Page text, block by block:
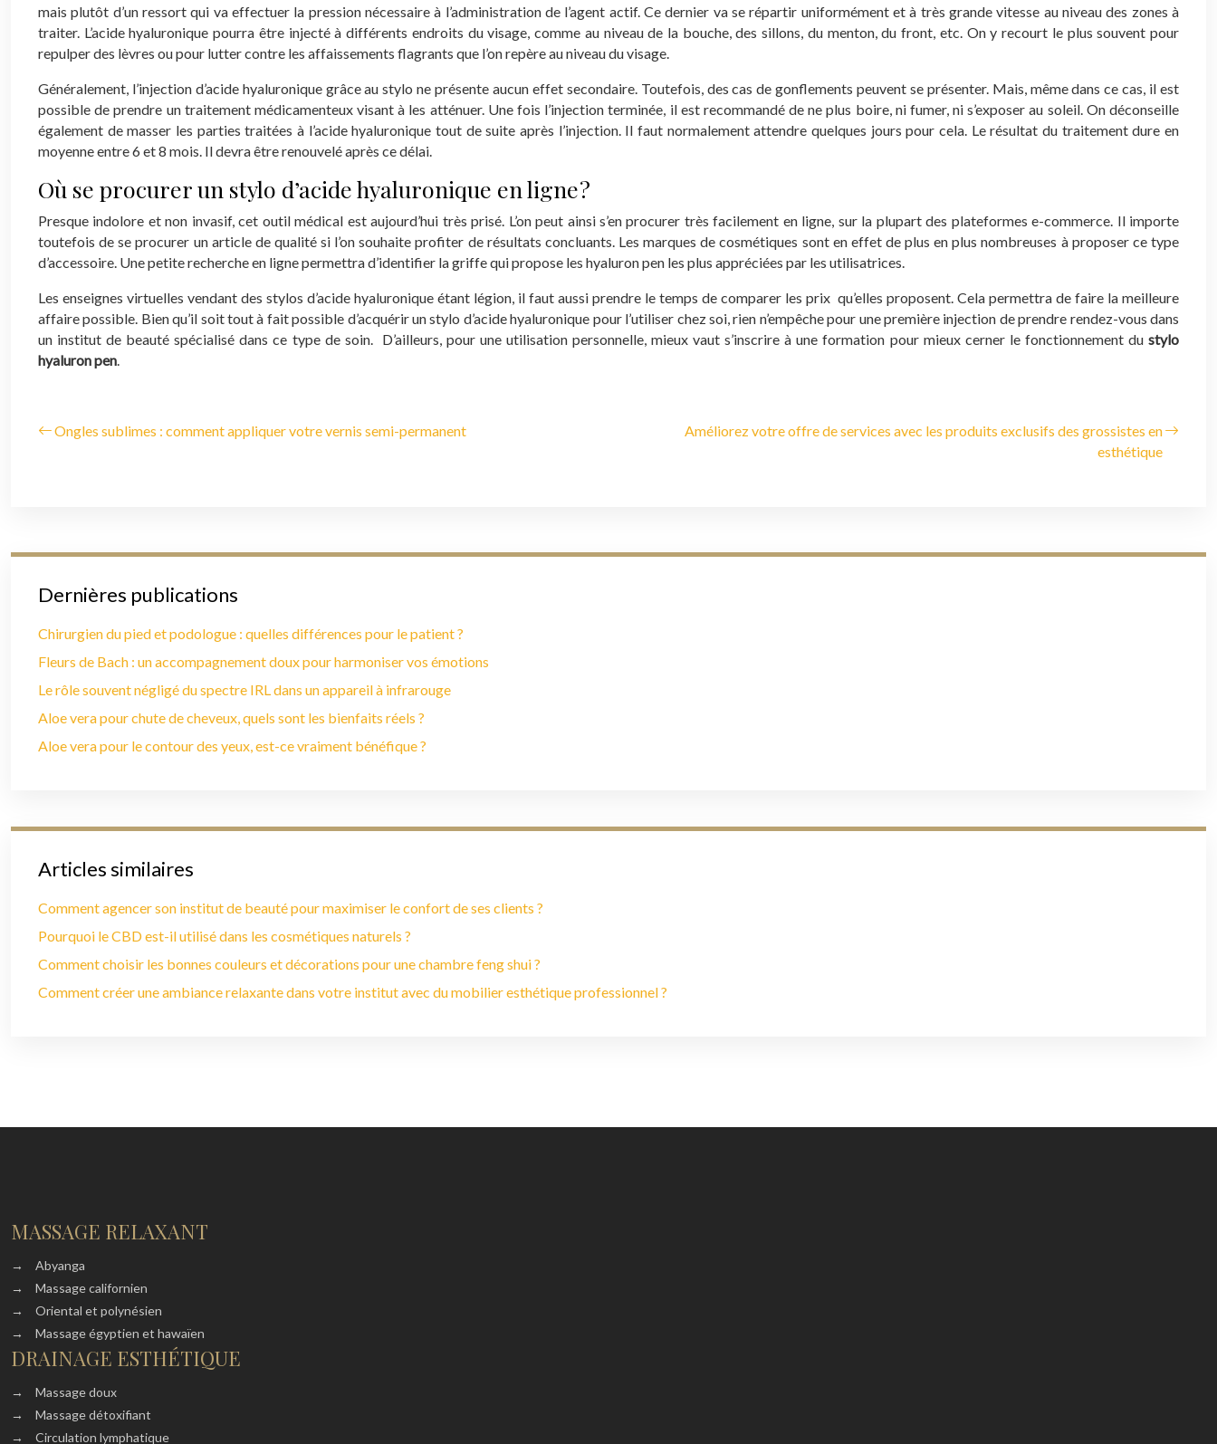
mais plutôt d’un ressort qui va effectuer la pression nécessaire à l’administration de l’agent actif. Ce dernier va se répartir uniformément et à très grande vitesse au niveau des zones à
traiter. L’acide hyaluronique pourra être injecté à différents endroits du visage, comme au niveau de la bouche, des sillons, du menton, du front, etc. On y recourt le plus souvent pour
repulper des lèvres ou pour lutter contre les affaissements flagrants que l’on repère au niveau du visage.
Généralement, l’injection d’acide hyaluronique grâce au stylo ne présente aucun effet secondaire. Toutefois, des cas de gonflements peuvent se présenter. Mais, même dans ce cas, il est
possible de prendre un traitement médicamenteux visant à les atténuer. Une fois l’injection terminée, il est recommandé de ne plus boire, ni fumer, ni s’exposer au soleil. On déconseille
également de masser les parties traitées à l’acide hyaluronique tout de suite après l’injection. Il faut normalement attendre quelques jours pour cela. Le résultat du traitement dure en
moyenne entre 6 et 8 mois. Il devra être renouvelé après ce délai.
Où se procurer un stylo d’acide hyaluronique en ligne ?
Presque indolore et non invasif, cet outil médical est aujourd’hui très prisé. L’on peut ainsi s’en procurer très facilement en ligne, sur la plupart des plateformes e-commerce. Il importe
toutefois de se procurer un article de qualité si l’on souhaite profiter de résultats concluants. Les marques de cosmétiques sont en effet de plus en plus nombreuses à proposer ce type
d’accessoire. Une petite recherche en ligne permettra d’identifier la griffe qui propose les hyaluron pen les plus appréciées par les utilisatrices.
Les enseignes virtuelles vendant des stylos d’acide hyaluronique étant légion, il faut aussi prendre le temps de comparer les prix qu’elles proposent. Cela permettra de faire la meilleure
affaire possible. Bien qu’il soit tout à fait possible d’acquérir un stylo d’acide hyaluronique pour l’utiliser chez soi, rien n’empêche pour une première injection de prendre rendez-vous dans
un institut de beauté spécialisé dans ce type de soin. D’ailleurs, pour une utilisation personnelle, mieux vaut s’inscrire à une formation pour mieux cerner le fonctionnement du stylo
hyaluron pen.
Ongles sublimes : comment appliquer votre vernis semi-permanent
Améliorez votre offre de services avec les produits exclusifs des grossistes en
esthétique
Dernières publications
Chirurgien du pied et podologue : quelles différences pour le patient ?
Fleurs de Bach : un accompagnement doux pour harmoniser vos émotions
Le rôle souvent négligé du spectre IRL dans un appareil à infrarouge
Aloe vera pour chute de cheveux, quels sont les bienfaits réels ?
Aloe vera pour le contour des yeux, est-ce vraiment bénéfique ?
Articles similaires
Comment agencer son institut de beauté pour maximiser le confort de ses clients ?
Pourquoi le CBD est-il utilisé dans les cosmétiques naturels ?
Comment choisir les bonnes couleurs et décorations pour une chambre feng shui ?
Comment créer une ambiance relaxante dans votre institut avec du mobilier esthétique professionnel ?
MASSAGE RELAXANT
→
Abyanga
→
Massage californien
→
Oriental et polynésien
→
Massage égyptien et hawaïen
DRAINAGE ESTHÉTIQUE
→
Massage doux
→
Massage détoxifiant
→
Circulation lymphatique